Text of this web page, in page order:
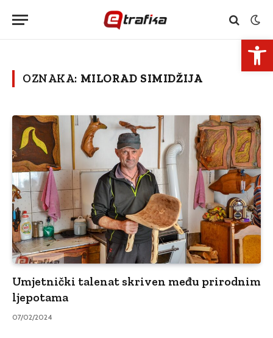
OZNAKA: MILORAD SIMIDŽIJA
Umjetnički talenat skriven među prirodnim
ljepotama
07/02/2024